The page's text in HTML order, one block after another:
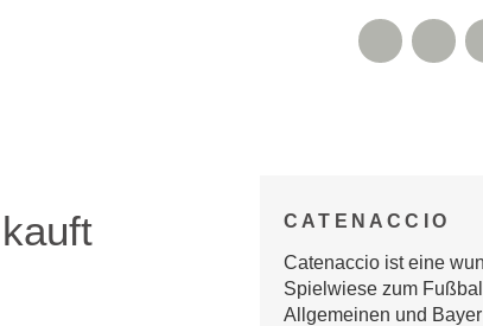
RSS
CATENACCIO
Catenaccio ist eine
Spielwiese zum
Allgemeinen und